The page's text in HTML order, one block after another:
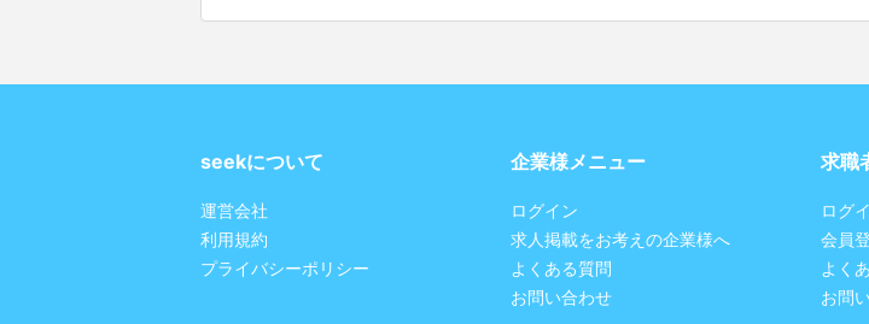
seekについて
運営会社
利用規約
プライバシーポリシー
企業様メニュー
ログイン
求人掲載をお考えの企業様へ
よくある質問
お問い合わせ
求職
ログ
会員
よく
お問